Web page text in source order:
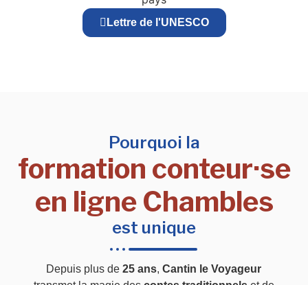
Lettre de l'UNESCO
Pourquoi la
formation conteur·se
en ligne Chambles
est unique
Depuis plus de25 ans,Cantin le Voyageur